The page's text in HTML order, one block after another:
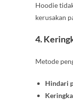
Hoodie
kerusakan
4.
Metode
Hindari